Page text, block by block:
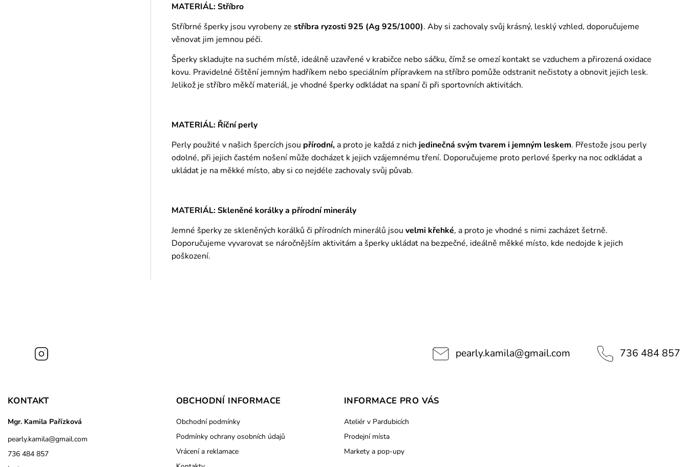
MATERIÁL: Stříbro
Stříbrné šperky jsou vyrobeny ze stříbra ryzosti 925 (Ag 925/1000). Aby si zachovaly svůj krásný, lesklý vzhled, doporučujeme
věnovat jim jemnou péči.
Šperky skladujte na suchém místě, ideálně uzavřené v krabičce nebo sáčku, čímž se omezí kontakt se vzduchem a přirozená oxidace
kovu. Pravidelné čištění jemným hadříkem nebo speciálním přípravkem na stříbro pomůže odstranit nečistoty a obnovit jejich lesk.
Jelikož je stříbro měkčí materiál, je vhodné šperky odkládat na spaní či při sportovních aktivitách.
MATERIÁL: Říční perly
Perly použité v našich špercích jsou přírodní,a proto je každá z nich jedinečná svým tvarem i jemným leskem. Přestože jsou perly
odolné, při jejich častém nošení může docházet k jejich vzájemnému tření. Doporučujeme proto perlové šperky na noc odkládat a
ukládat je na měkké místo, aby si co nejdéle zachovaly svůj půvab.
MATERIÁL: Skleněné korálky a přírodní minerály
Jemné šperky ze skleněných korálků či přírodních minerálů jsou velmi křehké, a proto je vhodné s nimi zacházet šetrně.
Doporučujeme vyvarovat se náročnějším aktivitám a šperky ukládat na bezpečné, ideálně měkké místo, kde nedojde k jejich
poškození.
pearly.kamila@gmail.com 736 484 857
KONTAKT
Mgr. Kamila Pařízková
pearly.kamila@gmail.com
736 484 857
OBCHODNÍ INFORMACE
Obchodní podmínky
Podmínky ochrany osobních údajů
Vrácení a reklamace
INFORMACE PRO VÁS
Ateliér v Pardubicích
Prodejní místa
Markety a pop-upy